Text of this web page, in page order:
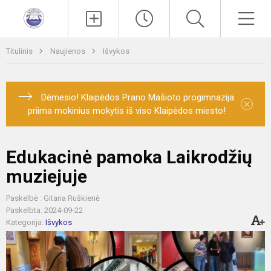
Titulinis Naujienos Išvykos
Dėmesio! Klaipėdos Prano Mašioto progimnazija
priima mokinius mokytis iš viso Klaipėdos miesto!
×
Edukacinė pamoka Laikrodžių
muziejuje
Paskelbė : Gitana Ruškienė
Paskelbta: 2024-09-22
Kategorija: Išvykos